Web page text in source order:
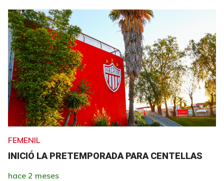
FEMENIL
INICIÓ LA PRETEMPORADA PARA CENTELLAS
hace 2 meses